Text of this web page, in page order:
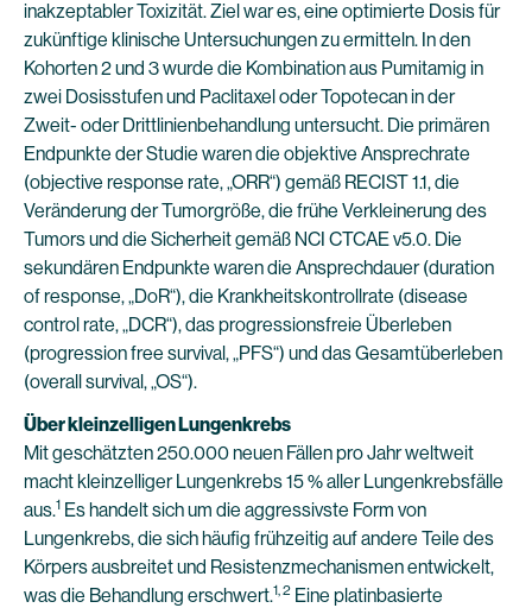
inakzeptabler Toxizität. Ziel war es, eine optimierte Dosis für
zukünftige klinische Untersuchungen zu ermitteln. In den
Kohorten 2 und 3 wurde die Kombination aus Pumitamig in
zwei Dosisstufen und Paclitaxel oder Topotecan in der
Zweit- oder Drittlinienbehandlung untersucht. Die primären
Endpunkte der Studie waren die objektive Ansprechrate
(objective response rate, „ORR“) gemäß RECIST 1.1, die
Veränderung der Tumorgröße, die frühe Verkleinerung des
Tumors und die Sicherheit gemäß NCI CTCAE v5.0. Die
sekundären Endpunkte waren die Ansprechdauer (duration
of response, „DoR“), die Krankheitskontrollrate (disease
control rate, „DCR“), das progressionsfreie Überleben
(progression free survival, „PFS“) und das Gesamtüberleben
(overall survival, „OS“).
Über kleinzelligen Lungenkrebs
Mit geschätzten 250.000 neuen Fällen pro Jahr weltweit
macht kleinzelliger Lungenkrebs 15 % aller Lungenkrebsfälle
aus.1 Es handelt sich um die aggressivste Form von
Lungenkrebs, die sich häufig frühzeitig auf andere Teile des
Körpers ausbreitet und Resistenzmechanismen entwickelt,
was die Behandlung erschwert.1, 2 Eine platinbasierte